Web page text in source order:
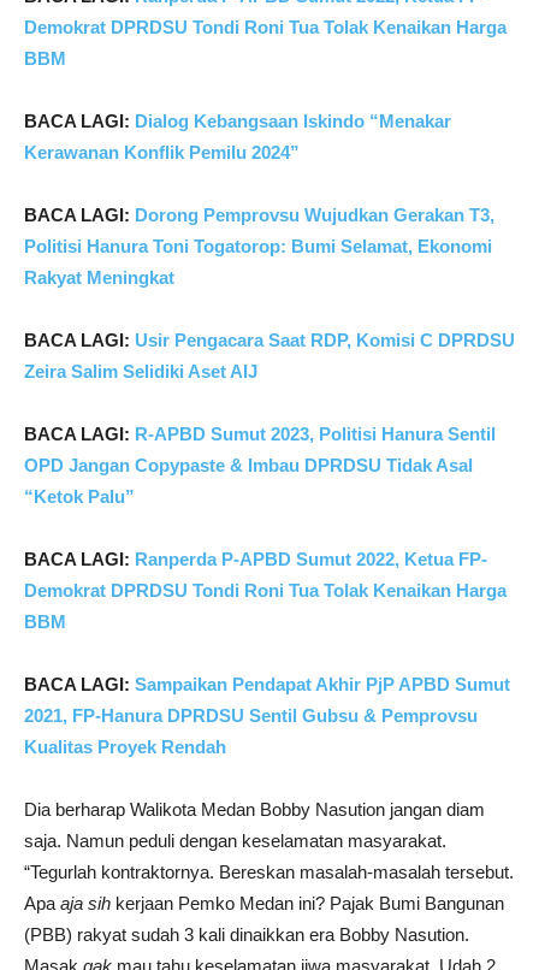
Demokrat DPRDSU Tondi Roni Tua Tolak Kenaikan Harga
BBM
BACA LAGI: Dialog Kebangsaan Iskindo “Menakar
Kerawanan Konflik Pemilu 2024”
BACA LAGI: Dorong Pemprovsu Wujudkan Gerakan T3,
Politisi Hanura Toni Togatorop: Bumi Selamat, Ekonomi
Rakyat Meningkat
BACA LAGI: Usir Pengacara Saat RDP, Komisi C DPRDSU
Zeira Salim Selidiki Aset AIJ
BACA LAGI: R-APBD Sumut 2023, Politisi Hanura Sentil
OPD Jangan Copypaste & Imbau DPRDSU Tidak Asal
“Ketok Palu”
BACA LAGI: Ranperda P-APBD Sumut 2022, Ketua FP-
Demokrat DPRDSU Tondi Roni Tua Tolak Kenaikan Harga
BBM
BACA LAGI: Sampaikan Pendapat Akhir PjP APBD Sumut
2021, FP-Hanura DPRDSU Sentil Gubsu & Pemprovsu
Kualitas Proyek Rendah
Dia berharap Walikota Medan Bobby Nasution jangan diam
saja. Namun peduli dengan keselamatan masyarakat.
“Tegurlah kontraktornya. Bereskan masalah-masalah tersebut.
Apa aja sih kerjaan Pemko Medan ini? Pajak Bumi Bangunan
(PBB) rakyat sudah 3 kali dinaikkan era Bobby Nasution.